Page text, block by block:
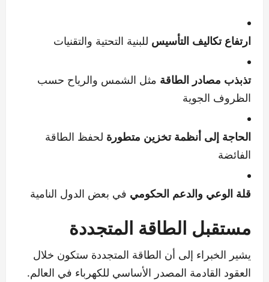
ارتفاع تكاليف التأسيس للبنية التحتية والتقنيات
تذبذب مصادر الطاقة مثل الشمس والرياح حسب
الظروف الجوية
الحاجة إلى أنظمة تخزين متطورة لحفظ الطاقة
الفائضة
قلة الوعي والدعم الحكومي في بعض الدول النامية
مستقبل الطاقة المتجددة
يشير الخبراء إلى أن الطاقة المتجددة ستكون خلال
العقود القادمة المصدر الأساسي للكهرباء في العالم.